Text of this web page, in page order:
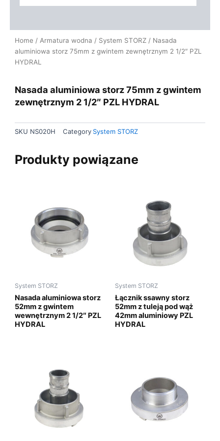
Home / Armatura wodna / System STORZ / Nasada
aluminiowa storz 75mm z gwintem zewnętrznym 2 1/2″ PZL
HYDRAL
Nasada aluminiowa storz 75mm z gwintem
zewnętrznym 2 1/2″ PZL HYDRAL
SKU NS020H Category System STORZ
Produkty powiązane
System STORZ
Nasada aluminiowa storz
52mm z gwintem
wewnętrznym 2 1/2″ PZL
HYDRAL
System STORZ
Łącznik ssawny storz
52mm z tuleją pod wąż
42mm aluminiowy PZL
HYDRAL